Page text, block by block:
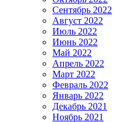
Сентябрь 2022
Август 2022
Июль 2022
Июнь 2022
Май 2022
Апрель 2022
Март 2022
Февраль 2022
Январь 2022
Декабрь 2021
Ноябрь 2021